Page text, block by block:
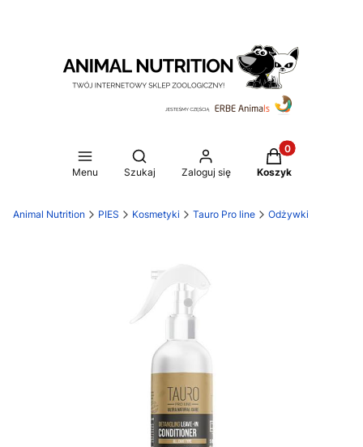
Menu
Otwórz wyszukiwarkę
Szukaj Zaloguj się
Produkty w
Koszyk
Animal Nutrition PIES Kosmetyki Tauro Pro line Odżywki